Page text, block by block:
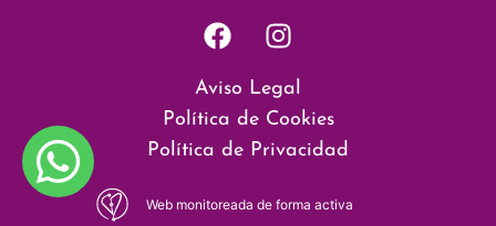
Aviso Legal
Política de Cookies
Política de Privacidad
Web monitoreada de forma activa